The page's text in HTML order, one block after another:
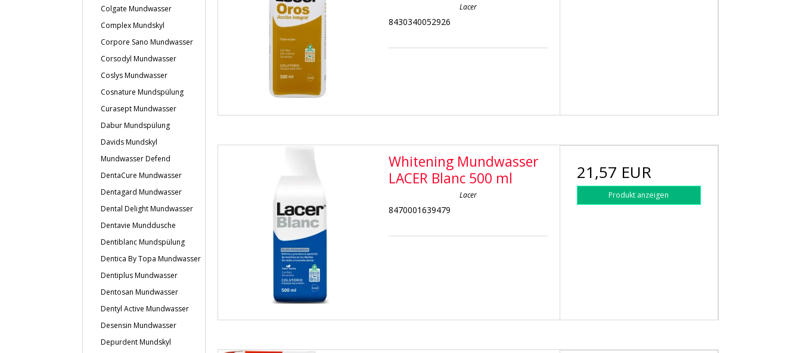
Colgate Mundwasser
Complex Mundskyl
Corpore Sano Mundwasser
Corsodyl Mundwasser
Coslys Mundwasser
Cosnature Mundspülung
Curasept Mundwasser
Dabur Mundspülung
Davids Mundskyl
Mundwasser Defend
DentaCure Mundwasser
Dentagard Mundwasser
Dental Delight Mundwasser
Dentavie Munddusche
Dentiblanc Mundspülung
Dentica By Topa Mundwasser
Dentiplus Mundwasser
Dentosan Mundwasser
Dentyl Active Mundwasser
Desensin Mundwasser
Depurdent Mundskyl
Lacer
8430340052926
Whitening Mundwasser
LACER Blanc 500 ml
Lacer
8470001639479
21,57 EUR
Produkt anzeigen